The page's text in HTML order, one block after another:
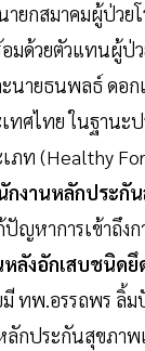
ยกสมาคมผู้ป่วย
มด้วยตัวแทนผู้ป่
นายธนพลธ์ ดอก
ทศไทย ในฐานะ
ภท (Healthy
กงานหลักประกั
ญหาการเข้าถึงก
ลังอักเสบชนิดยึ
ทพ.อรรถพร ลิ้
ลักประกันสุขภา